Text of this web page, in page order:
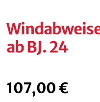
ab BJ. 24
107,00€